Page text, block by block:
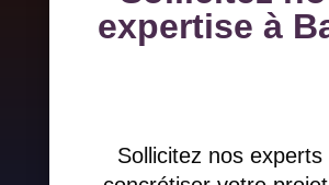
expertise à
Sollicitez nos experts